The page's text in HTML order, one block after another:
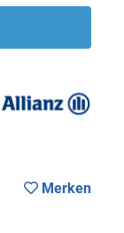
Merken